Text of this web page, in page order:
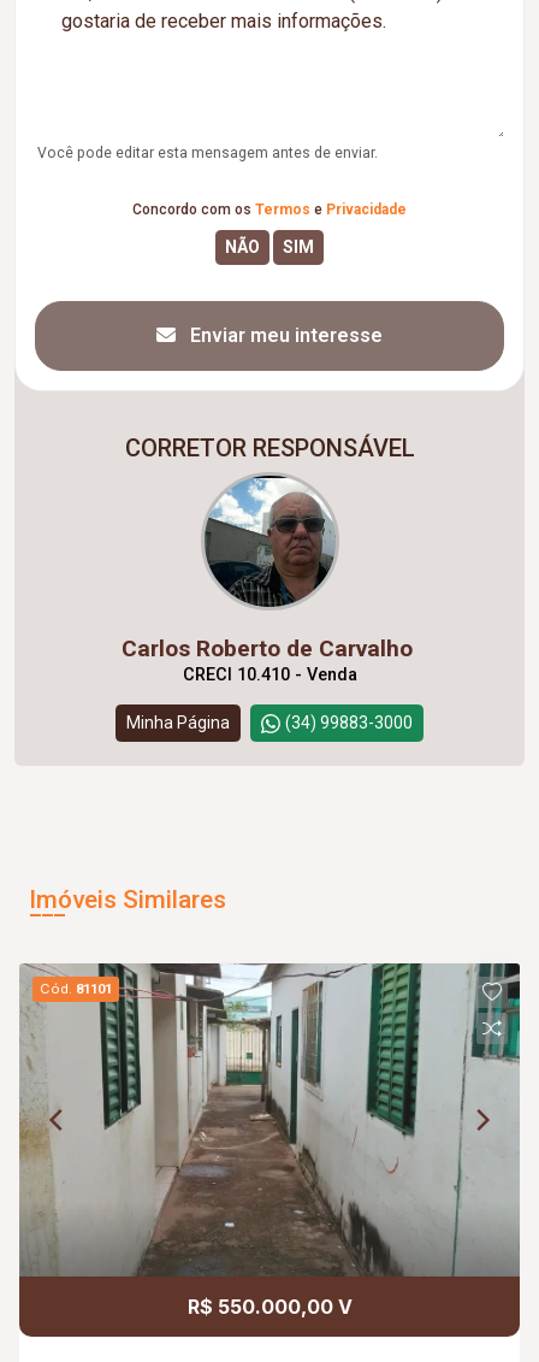
Você pode editar esta mensagem antes de enviar.
Concordo com os Termos e Privacidade
Enviar meu interesse
CORRETOR RESPONSÁVEL
Carlos Roberto de Carvalho
CRECI 10.410 - Venda
Minha Página (34) 99883-3000
Imóveis Similares
Cód. 81101
R$ 550.000,00 V